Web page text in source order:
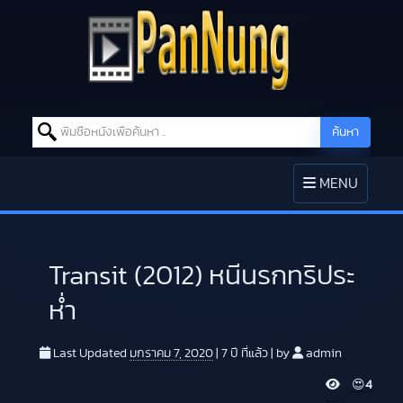
Search for: ค้นหา
TOGGLE
NAVIGATION
MENU
Transit (2012) หนีนรกทริประ
ห่ำ
Last Updated มกราคม 7, 2020 7 ปี ที่แล้ว by admin
V 😍4